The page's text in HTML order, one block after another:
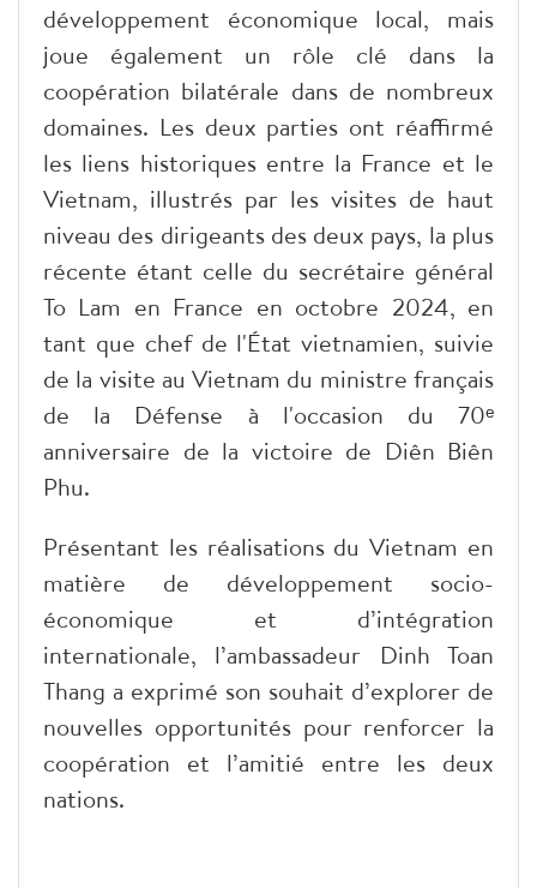
développement économique local, mais
joue également un rôle clé dans la
coopération bilatérale dans de nombreux
domaines. Les deux parties ont réaffirmé
les liens historiques entre la France et le
Vietnam, illustrés par les visites de haut
niveau des dirigeants des deux pays, la plus
récente étant celle du secrétaire général
To Lam en France en octobre 2024, en
tant que chef de l'État vietnamien, suivie
de la visite au Vietnam du ministre français
de la Défense à l'occasion du 70ᵉ
anniversaire de la victoire de Diên Biên
Phu.
Présentant les réalisations du Vietnam en
matière de développement socio-
économique et d’intégration
internationale, l’ambassadeur Dinh Toan
Thang a exprimé son souhait d’explorer de
nouvelles opportunités pour renforcer la
coopération et l’amitié entre les deux
nations.